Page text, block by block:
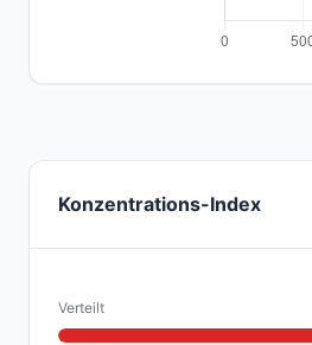
Konzentrations-Index
Verteilt